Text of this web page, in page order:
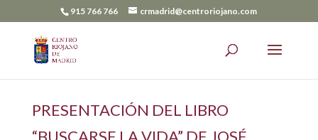
915 766 766 crmadrid@centroriojano.com
PRESENTACIÓN DEL LIBRO
“BUSCARSE LA VIDA” DE JOSÉ